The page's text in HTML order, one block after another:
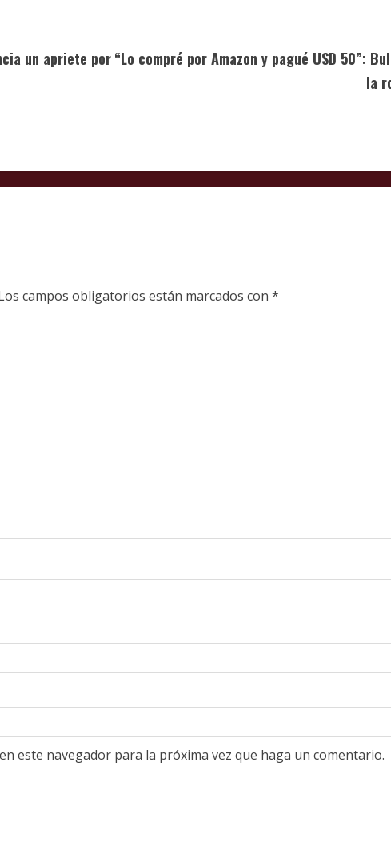
un apriete por “Lo compré por Amazon y pagué USD 50”:
la
campos obligatorios están marcados con *
este navegador para la próxima vez que haga un comentario.